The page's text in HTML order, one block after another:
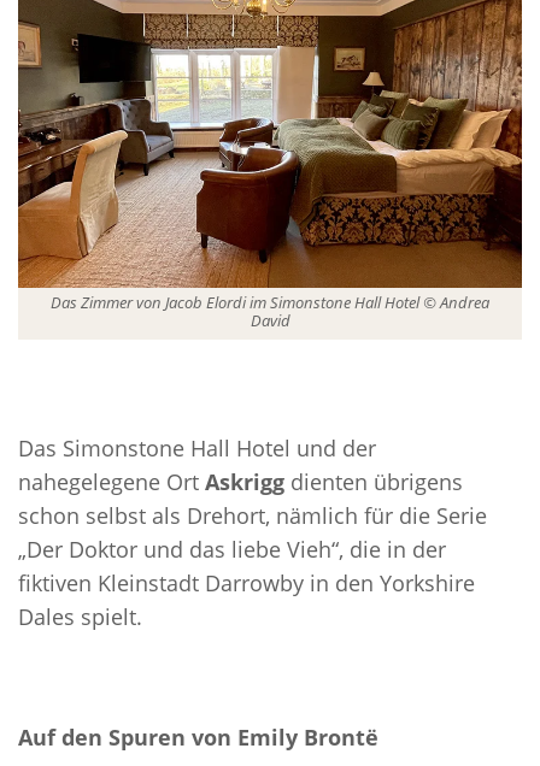
Das Zimmer von Jacob Elordi im Simonstone Hall Hotel © Andrea
David
Das Simonstone Hall Hotel und der
nahegelegene Ort Askrigg dienten übrigens
schon selbst als Drehort, nämlich für die Serie
„Der Doktor und das liebe Vieh“, die in der
fiktiven Kleinstadt Darrowby in den Yorkshire
Dales spielt.
Auf den Spuren von Emily Brontë